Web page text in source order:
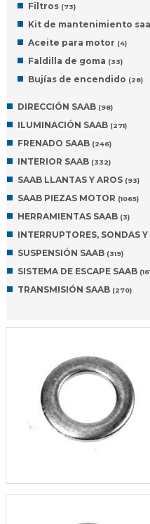
Filtros (73)
Kit de mantenimiento
Aceite para motor (4)
Faldilla de goma (33)
Bujías de encendido (28)
DIRECCIÓN SAAB (98)
ILUMINACIÓN SAAB (271)
FRENADO SAAB (246)
INTERIOR SAAB (332)
SAAB LLANTAS Y AROS (93)
SAAB PIEZAS MOTOR (1065)
HERRAMIENTAS SAAB (3)
INTERRUPTORES, SONDAS Y
SUSPENSIÓN SAAB (319)
SISTEMA DE ESCAPE SAAB
TRANSMISIÓN SAAB (270)